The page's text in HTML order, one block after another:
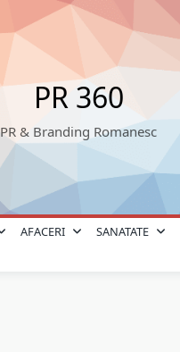
PR 360
PR & Branding Romanesc
AFACERI SANATATE